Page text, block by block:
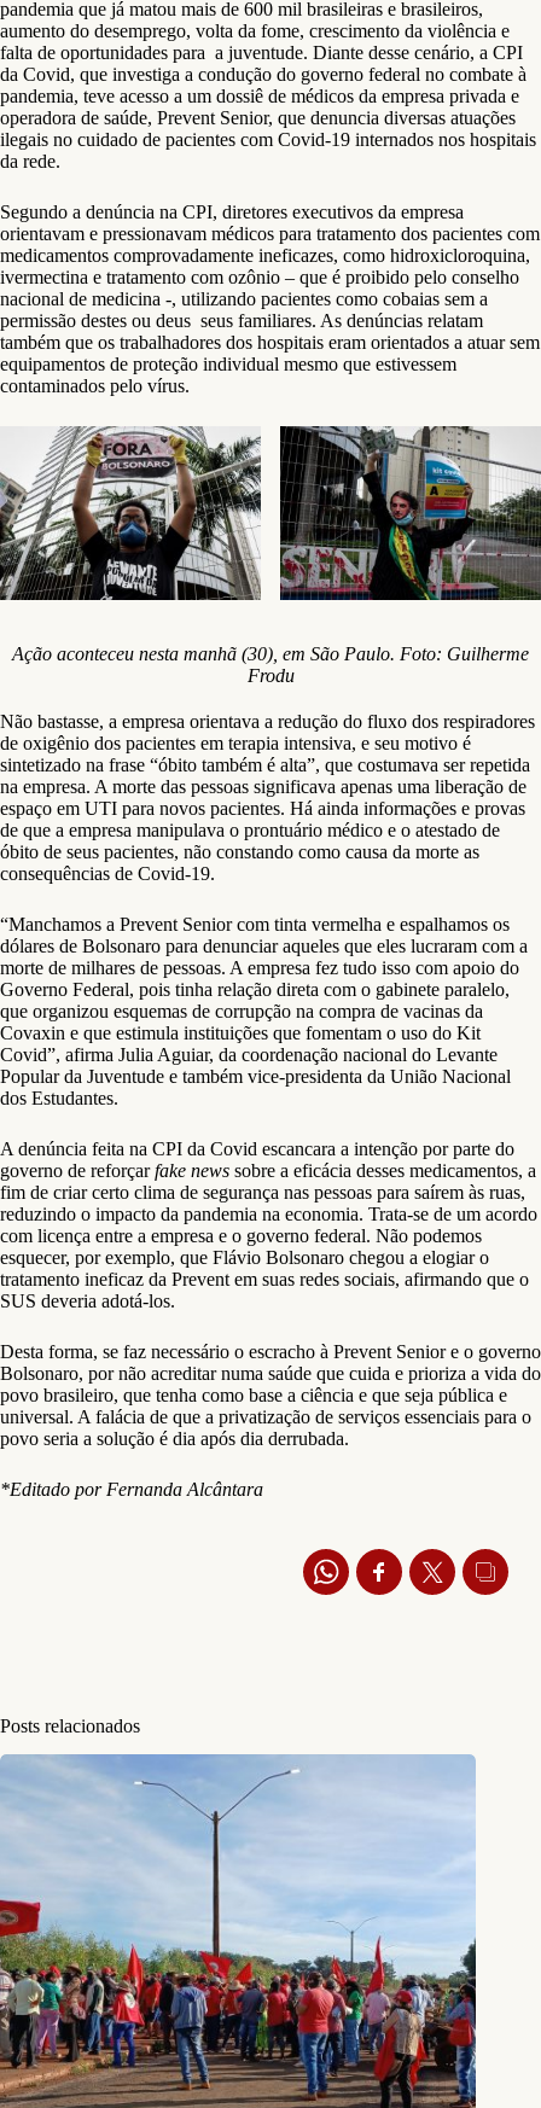
pandemia que já matou mais de 600 mil brasileiras e brasileiros,
aumento do desemprego, volta da fome, crescimento da violência e
falta de oportunidades para a juventude. Diante desse cenário, a CPI
da Covid, que investiga a condução do governo federal no combate à
pandemia, teve acesso a um dossiê de médicos da empresa privada e
operadora de saúde, Prevent Senior, que denuncia diversas atuações
ilegais no cuidado de pacientes com Covid-19 internados nos hospitais
da rede.
Segundo a denúncia na CPI, diretores executivos da empresa
orientavam e pressionavam médicos para tratamento dos pacientes com
medicamentos comprovadamente ineficazes, como hidroxicloroquina,
ivermectina e tratamento com ozônio – que é proibido pelo conselho
nacional de medicina -, utilizando pacientes como cobaias sem a
permissão destes ou deus seus familiares. As denúncias relatam
também que os trabalhadores dos hospitais eram orientados a atuar sem
equipamentos de proteção individual mesmo que estivessem
contaminados pelo vírus.
Ação aconteceu nesta manhã (30), em São Paulo. Foto: Guilherme
Frodu
Não bastasse, a empresa orientava a redução do fluxo dos respiradores
de oxigênio dos pacientes em terapia intensiva, e seu motivo é
sintetizado na frase “óbito também é alta”, que costumava ser repetida
na empresa. A morte das pessoas significava apenas uma liberação de
espaço em UTI para novos pacientes. Há ainda informações e provas
de que a empresa manipulava o prontuário médico e o atestado de
óbito de seus pacientes, não constando como causa da morte as
consequências de Covid-19.
“Manchamos a Prevent Senior com tinta vermelha e espalhamos os
dólares de Bolsonaro para denunciar aqueles que eles lucraram com a
morte de milhares de pessoas. A empresa fez tudo isso com apoio do
Governo Federal, pois tinha relação direta com o gabinete paralelo,
que organizou esquemas de corrupção na compra de vacinas da
Covaxin e que estimula instituições que fomentam o uso do Kit
Covid”, afirma Julia Aguiar, da coordenação nacional do Levante
Popular da Juventude e também vice-presidenta da União Nacional
dos Estudantes.
A denúncia feita na CPI da Covid escancara a intenção por parte do
governo de reforçarfake news sobre a eficácia desses medicamentos, a
fim de criar certo clima de segurança nas pessoas para saírem às ruas,
reduzindo o impacto da pandemia na economia. Trata-se de um acordo
com licença entre a empresa e o governo federal. Não podemos
esquecer, por exemplo, que Flávio Bolsonaro chegou a elogiar o
tratamento ineficaz da Prevent em suas redes sociais, afirmando que o
SUS deveria adotá-los.
Desta forma, se faz necessário o escracho à Prevent Senior e o governo
Bolsonaro, por não acreditar numa saúde que cuida e prioriza a vida do
povo brasileiro, que tenha como base a ciência e que seja pública e
universal. A falácia de que a privatização de serviços essenciais para o
povo seria a solução é dia após dia derrubada.
*Editado por Fernanda Alcântara
Posts relacionados